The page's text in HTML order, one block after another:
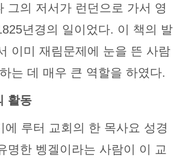
그의 저서가 런던으로 가서 영
년경의 일이었다. 이 책의 발
이미 재림문제에 눈을 뜬 사람
는 데 매우 큰 역할을 하였다.
활동
에 루터 교회의 한 목사요 성경
명한 벵겔이라는 사람이 이 교